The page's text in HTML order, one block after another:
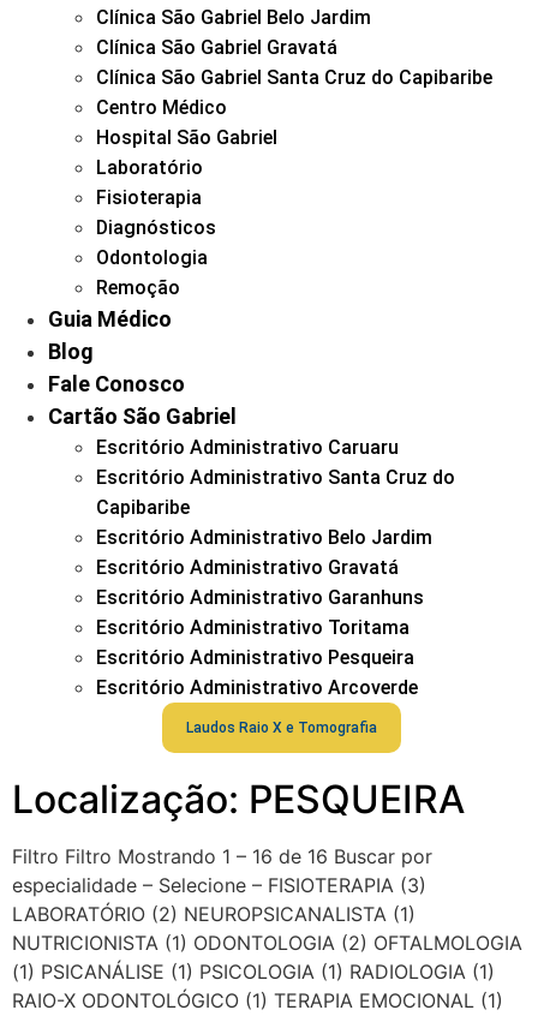
Clínica São Gabriel Belo Jardim
Clínica São Gabriel Gravatá
Clínica São Gabriel Santa Cruz do Capibaribe
Centro Médico
Hospital São Gabriel
Laboratório
Fisioterapia
Diagnósticos
Odontologia
Remoção
Guia Médico
Blog
Fale Conosco
Cartão São Gabriel
Escritório Administrativo Caruaru
Escritório Administrativo Santa Cruz do
Capibaribe
Escritório Administrativo Belo Jardim
Escritório Administrativo Gravatá
Escritório Administrativo Garanhuns
Escritório Administrativo Toritama
Escritório Administrativo Pesqueira
Escritório Administrativo Arcoverde
Laudos Raio X e Tomografia
Localização: PESQUEIRA
Filtro Filtro Mostrando 1 – 16 de 16 Buscar por
especialidade – Selecione – FISIOTERAPIA (3)
LABORATÓRIO (2) NEUROPSICANALISTA (1)
NUTRICIONISTA (1) ODONTOLOGIA (2) OFTALMOLOGIA
(1) PSICANÁLISE (1) PSICOLOGIA (1) RADIOLOGIA (1)
RAIO-X ODONTOLÓGICO (1) TERAPIA EMOCIONAL (1)